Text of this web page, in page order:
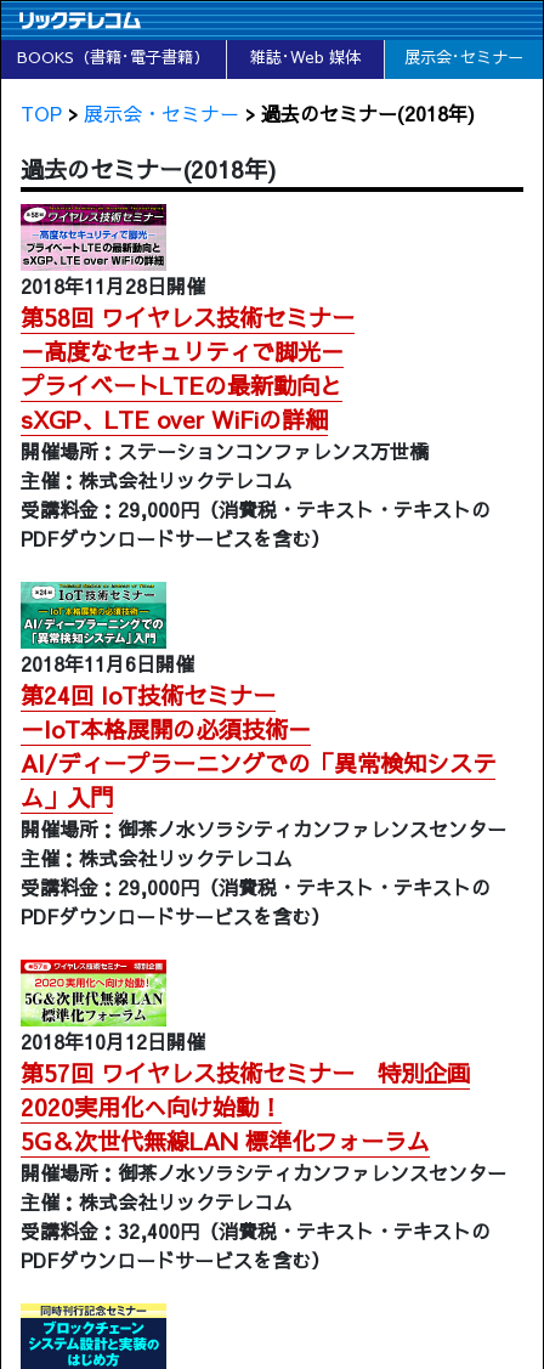
BOOKS（書籍･電子書籍） 雑誌･Web 媒体 展示会･セミナー
TOP > 展示会・セミナー > 過去のセミナー(2018年)
過去のセミナー(2018年)
2018年11月28日開催
第58回 ワイヤレス技術セミナー
－高度なセキュリティで脚光－
プライベートLTEの最新動向と
sXGP、LTE over WiFiの詳細
開催場所：ステーションコンファレンス万世橋
主催：株式会社リックテレコム
受講料金：29,000円（消費税・テキスト・テキストの
PDFダウンロードサービスを含む）
2018年11月6日開催
第24回 IoT技術セミナー
－IoT本格展開の必須技術－
AI/ディープラーニングでの「異常検知システ
ム」入門
開催場所：御茶ノ水ソラシティカンファレンスセンター
主催：株式会社リックテレコム
受講料金：29,000円（消費税・テキスト・テキストの
PDFダウンロードサービスを含む）
2018年10月12日開催
第57回 ワイヤレス技術セミナー 特別企画
2020実用化へ向け始動！
5G＆次世代無線LAN 標準化フォーラム
開催場所：御茶ノ水ソラシティカンファレンスセンター
主催：株式会社リックテレコム
受講料金：32,400円（消費税・テキスト・テキストの
PDFダウンロードサービスを含む）